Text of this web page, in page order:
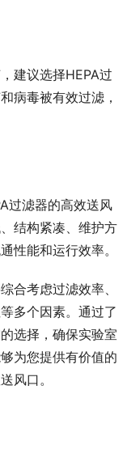
建议选择HEPA过
病毒被有效过滤，
过滤器的高效送风
结构紧凑、维护方
性能和运行效率。
合考虑过滤效率、
多个因素。通过了
选择，确保实验室
为您提供有价值的
风口。